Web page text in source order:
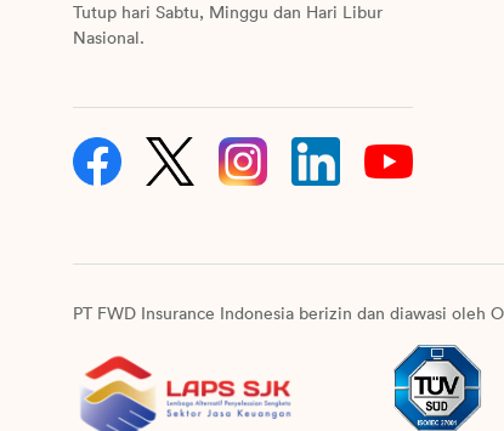
Tutup hari Sabtu, Minggu dan Hari Libur
Nasional.
PT FWD Insurance Indonesia berizin dan diawasi oleh